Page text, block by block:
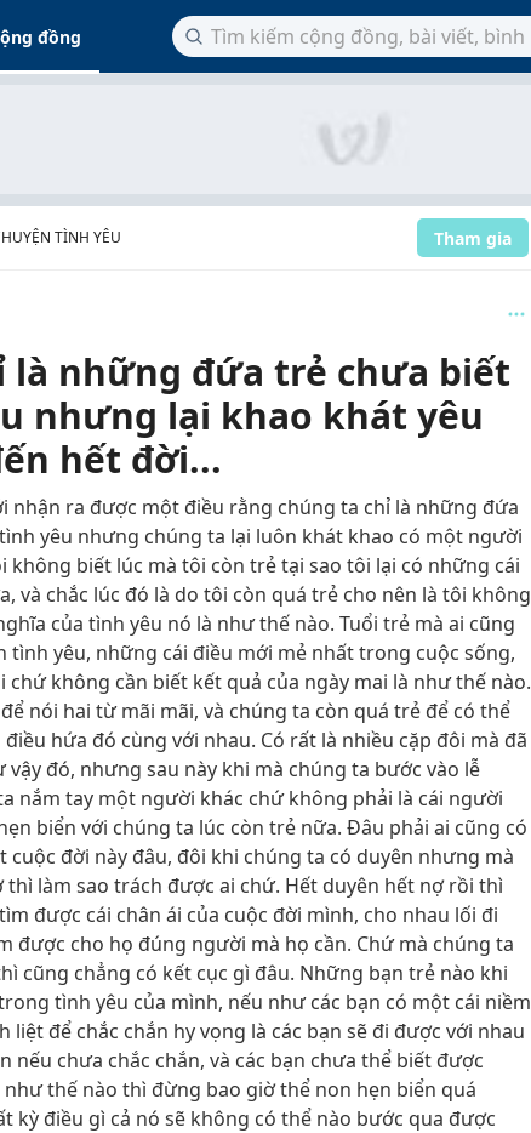
đồng
TÌNH YÊU Tham gia
là những đứa trẻ chưa biết
nhưng lại khao khát yêu
hết đời...
nhận ra được một điều rằng chúng ta chỉ là những đứa
yêu nhưng chúng ta lại luôn khát khao có một người
không biết lúc mà tôi còn trẻ tại sao tôi lại có những cái
và chắc lúc đó là do tôi còn quá trẻ cho nên là tôi không
của tình yêu nó là như thế nào. Tuổi trẻ mà ai cũng
tình yêu, những cái điều mới mẻ nhất trong cuộc sống,
không cần biết kết quả của ngày mai là như thế nào.
nói hai từ mãi mãi, và chúng ta còn quá trẻ để có thể
hứa đó cùng với nhau. Có rất là nhiều cặp đôi mà đã
đó, nhưng sau này khi mà chúng ta bước vào lễ
nắm tay một người khác chứ không phải là cái người
biển với chúng ta lúc còn trẻ nữa. Đâu phải ai cũng có
cuộc đời này đâu, đôi khi chúng ta có duyên nhưng mà
làm sao trách được ai chứ. Hết duyên hết nợ rồi thì
được cái chân ái của cuộc đời mình, cho nhau lối đi
được cho họ đúng người mà họ cần. Chứ mà chúng ta
cũng chẳng có kết cục gì đâu. Những bạn trẻ nào khi
tình yêu của mình, nếu như các bạn có một cái niềm
liệt để chắc chắn hy vọng là các bạn sẽ đi được với nhau
nếu chưa chắc chắn, và các bạn chưa thể biết được
thế nào thì đừng bao giờ thể non hẹn biển quá
kỳ điều gì cả nó sẽ không có thể nào bước qua được